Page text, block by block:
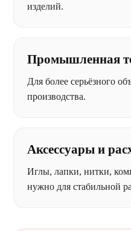
изделий.
Промышленная
Для более серьёзного
производства.
Аксессуары и
Иглы, лапки, нитки,
нужно для стабильной